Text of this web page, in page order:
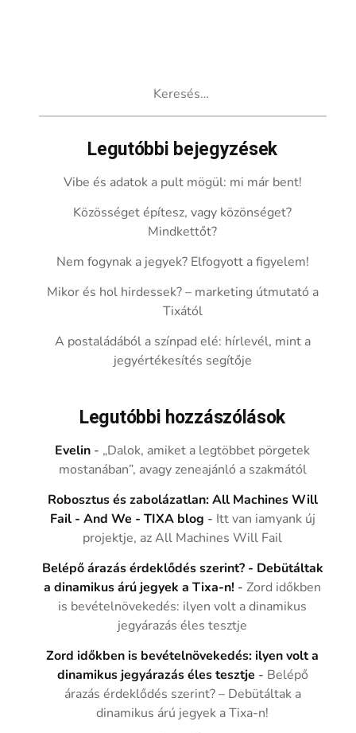
Legutóbbi bejegyzések
Vibe és adatok a pult mögül: mi már bent!
Közösséget építesz, vagy közönséget?
Mindkettőt?
Nem fogynak a jegyek? Elfogyott a figyelem!
Mikor és hol hirdessek? – marketing útmutató a
Tixától
A postaládából a színpad elé: hírlevél, mint a
jegyértékesítés segítője
Legutóbbi hozzászólások
Evelin - „Dalok, amiket a legtöbbet pörgetek
mostanában”, avagy zeneajánló a szakmától
Robosztus és zabolázatlan: All Machines Will
Fail - And We - TIXA blog - Itt van iamyank új
projektje, az All Machines Will Fail
Belépő árazás érdeklődés szerint? - Debütáltak
a dinamikus árú jegyek a Tixa-n! -Zord időkben
is bevételnövekedés: ilyen volt a dinamikus
jegyárazás éles tesztje
Zord időkben is bevételnövekedés: ilyen volt a
dinamikus jegyárazás éles tesztje - Belépő
árazás érdeklődés szerint? – Debütáltak a
dinamikus árú jegyek a Tixa-n!